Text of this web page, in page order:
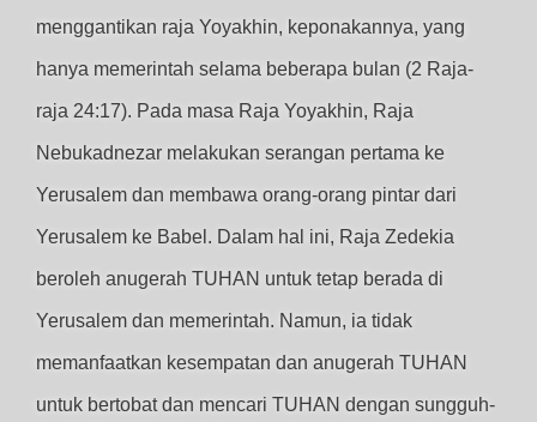
menggantikan raja Yoyakhin, keponakannya, yang
hanya memerintah selama beberapa bulan (2 Raja-
raja 24:17). Pada masa Raja Yoyakhin, Raja
Nebukadnezar melakukan serangan pertama ke
Yerusalem dan membawa orang-orang pintar dari
Yerusalem ke Babel. Dalam hal ini, Raja Zedekia
beroleh anugerah TUHAN untuk tetap berada di
Yerusalem dan memerintah. Namun, ia tidak
memanfaatkan kesempatan dan anugerah TUHAN
untuk bertobat dan mencari TUHAN dengan sungguh-